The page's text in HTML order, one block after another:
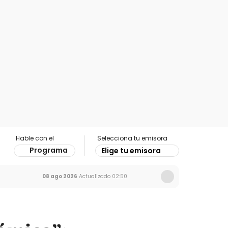
Hable con el
Programa
Selecciona tu emisora
Elige tu emisora
08 ago 2026 Actualizado 02:50